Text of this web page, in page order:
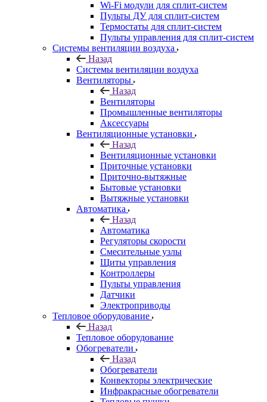
Wi-Fi модули для сплит-систем
Пульты ДУ для сплит-систем
Термостаты для сплит-систем
Пульты управления для сплит-систем
Системы вентиляции воздуха
Назад
Системы вентиляции воздуха
Вентиляторы
Назад
Вентиляторы
Промышленные вентиляторы
Аксессуары
Вентиляционные установки
Назад
Вентиляционные установки
Приточные установки
Приточно-вытяжные
Бытовые установки
Вытяжные установки
Автоматика
Назад
Автоматика
Регуляторы скорости
Смесительные узлы
Щиты управления
Контроллеры
Пульты управления
Датчики
Электроприводы
Тепловое оборудование
Назад
Тепловое оборудование
Обогреватели
Назад
Обогреватели
Конвекторы электрические
Инфракрасные обогреватели